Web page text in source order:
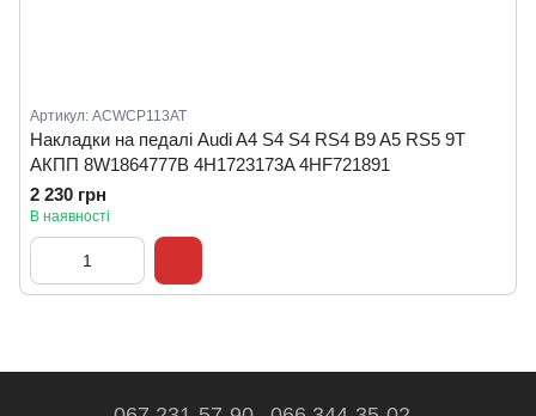
Артикул: ACWCP113AT
Накладки на педалі Audi A4 S4 S4 RS4 B9 A5 RS5 9T
АКПП 8W1864777B 4H1723173A 4HF721891
2 230 грн
В наявності